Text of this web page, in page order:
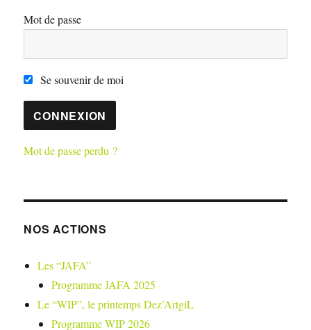
Mot de passe
Se souvenir de moi
Mot de passe perdu ?
NOS ACTIONS
Les “JAFA”
Programme JAFA 2025
Le “WIP”, le printemps Dez’ArtgiL
Programme WIP 2026